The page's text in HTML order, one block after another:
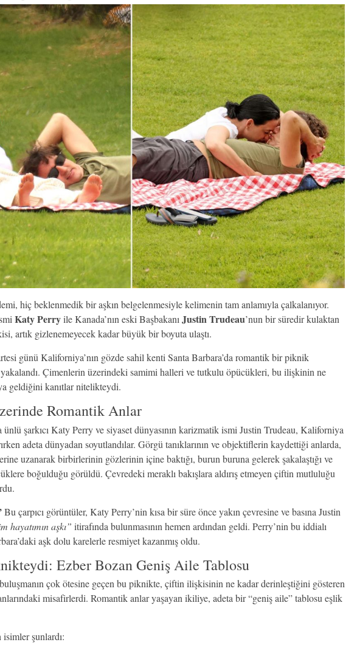
hiç beklenmedik bir aşkın belgelenmesiyle kelimenin tam anlamıyla çalkalanıyor.
Katy Perryile Kanada’nın eski BaşbakanıJustin Trudeau’nun bir süredir kulaktan
artık gizlenemeyecek kadar büyük bir boyuta ulaştı.
günü Kaliforniya’nın gözde sahil kenti Santa Barbara’da romantik bir piknik
Çimenlerin üzerindeki samimi halleri ve tutkulu öpücükleri, bu ilişkinin ne
geldiğini kanıtlar nitelikteydi.
Romantik Anlar
ünlü şarkıcı Katy Perry ve siyaset dünyasının karizmatik ismi Justin Trudeau, Kaliforniya
adeta dünyadan soyutlandılar. Görgü tanıklarının ve objektiflerin kaydettiği anlarda,
uzanarak birbirlerinin gözlerinin içine baktığı, burun buruna gelerek şakalaştığı ve
boğulduğu görüldü. Çevredeki meraklı bakışlara aldırış etmeyen çiftin mutluluğu
Bu çarpıcı görüntüler, Katy Perry’nin kısa bir süre önce yakın çevresine ve basına Justin
hayatımın aşkı” itirafında bulunmasının hemen ardından geldi. Perry’nin bu iddialı
aşk dolu karelerle resmiyet kazanmış oldu.
Ezber Bozan Geniş Aile Tablosu
çok ötesine geçen bu piknikte, çiftin ilişkisinin ne kadar derinleştiğini gösteren
misafirlerdi. Romantik anlar yaşayan ikiliye, adeta bir “geniş aile” tablosu eşlik
şunlardı: